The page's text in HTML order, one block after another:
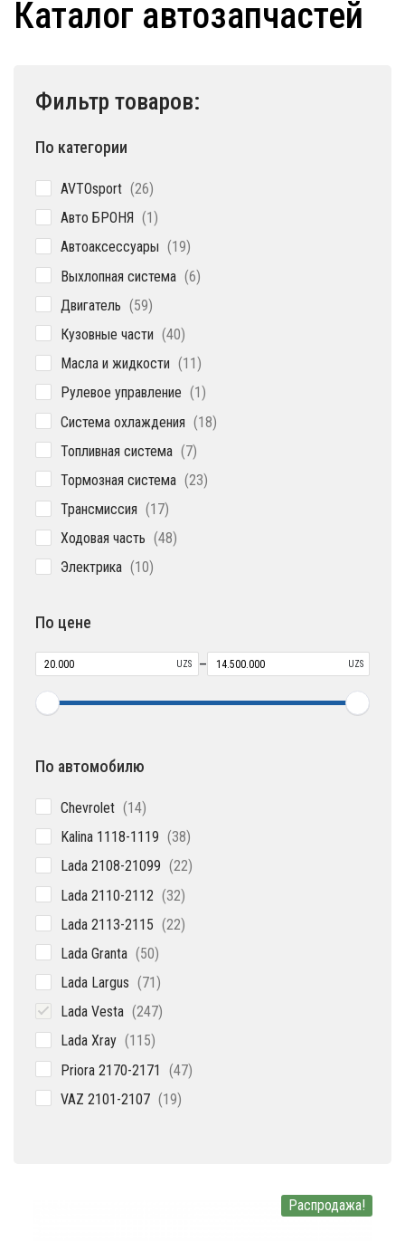
Каталог автозапчастей
Фильтр товаров:
По категории
AVTOsport 2626
Авто БРОНЯ 1 1
Автоаксессуары 1919
Выхлопная система 66
Двигатель 5959
Кузовные части 4040
Масла и жидкости 1111
Рулевое управление 1 1
Система охлаждения 1818
Топливная система 77
Тормозная система 2323
Трансмиссия 1717
Ходовая часть 4848
Электрика 1010
По цене
UZS – UZS
По автомобилю
Chevrolet 1414
Kalina 1118-1119 3838
Lada 2108-21099 2222
Lada 2110-2112 3232
Lada 2113-2115 2222
Lada Granta 5050
Lada Largus 7171
Lada Vesta 247247
Lada Xray 115115
Priora 2170-2171 4747
VAZ 2101-2107 1919
Распродажа!